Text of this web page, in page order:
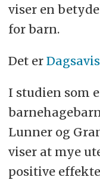
viser en
for barn.
Det er
I studien som
Lunner og
viser at mye
positive